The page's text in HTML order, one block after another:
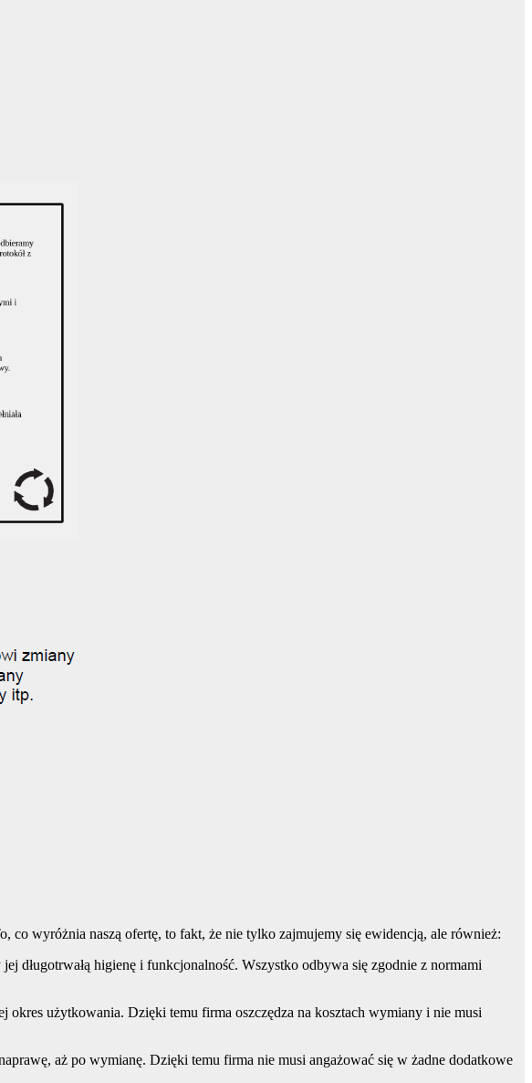
co wyróżnia naszą ofertę, to fakt, że nie tylko zajmujemy się ewidencją, ale również:
długotrwałą higienę i funkcjonalność. Wszystko odbywa się zgodnie z normami
okres użytkowania. Dzięki temu firma oszczędza na kosztach wymiany i nie musi
aż po wymianę. Dzięki temu firma nie musi angażować się w żadne dodatkowe